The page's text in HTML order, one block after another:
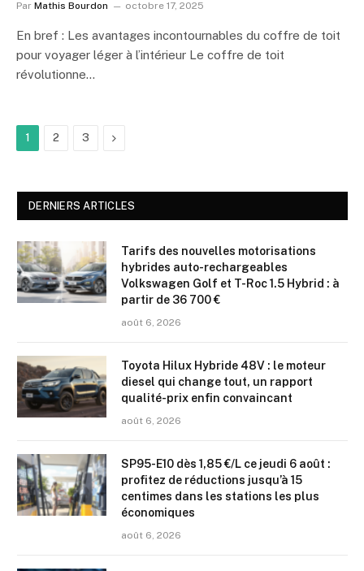
Par Mathis Bourdon octobre 17, 2025
En bref : Les avantages incontournables du coffre de toit
pour voyager léger à l’intérieur Le coffre de toit
révolutionne…
1 2 3 Suivant
DERNIERS ARTICLES
Tarifs des nouvelles motorisations
hybrides auto-rechargeables
Volkswagen Golf et T-Roc 1.5 Hybrid : à
partir de 36 700 €
août 6, 2026
Toyota Hilux Hybride 48V : le moteur
diesel qui change tout, un rapport
qualité-prix enfin convaincant
août 6, 2026
SP95-E10 dès 1,85 €/L ce jeudi 6 août :
profitez de réductions jusqu’à 15
centimes dans les stations les plus
économiques
août 6, 2026